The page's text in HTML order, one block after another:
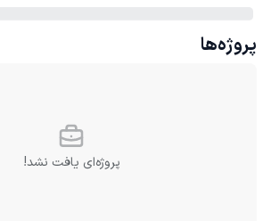
پروژه‌ها
پروژه‌ای یافت نشد!